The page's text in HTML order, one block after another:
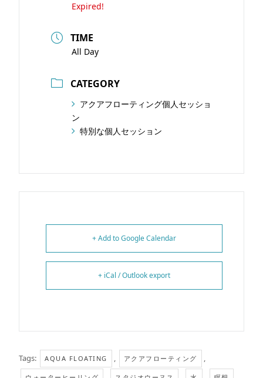
Expired!
TIME
All Day
CATEGORY
アクアフローティング個人セッショ
ン
特別な個人セッション
+ Add to Google Calendar
+ iCal / Outlook export
Tags: AQUA FLOATING アクアフローティング